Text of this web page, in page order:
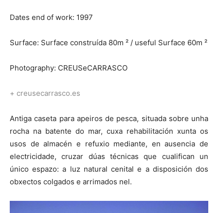
Dates end of work: 1997
Surface: Surface construída 80m ² / useful Surface 60m ²
Photography: CREUSeCARRASCO
+ creusecarrasco.es
Antiga caseta para apeiros de pesca, situada sobre unha
rocha na batente do mar, cuxa rehabilitación xunta os
usos de almacén e refuxio mediante, en ausencia de
electricidade, cruzar dúas técnicas que cualifican un
único espazo: a luz natural cenital e a disposición dos
obxectos colgados e arrimados nel.